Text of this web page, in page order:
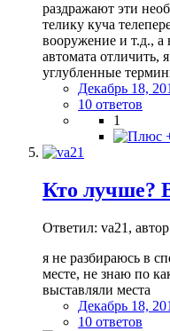
раздражают эти
телику куча
вооружение и т.д., а
автомата отличить,
углубленные
Декабрь 18,
10 ответов
1
Кто лучше?
Ответил: va21,
я не разбираюсь в
месте, не знаю по
выставляли места
Декабрь 18,
10 ответов